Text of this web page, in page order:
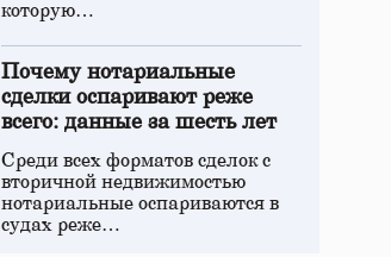
которую…
Почему нотариальные
сделки оспаривают реже
всего: данные за шесть лет
Среди всех форматов сделок с
вторичной недвижимостью
нотариальные оспариваются в
судах реже…